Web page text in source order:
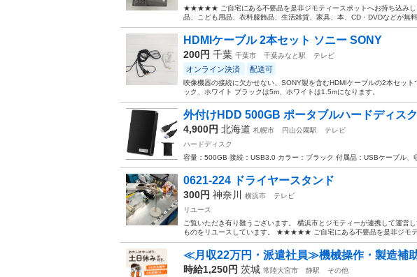
★★★★★ ご自宅にある不要品を是非ジモティースポットへお持ち込みし
品、こども用品、衣料服飾品、生活雑貨、家具、本、CD・DVDなどが無
HDMIケーブル 2本セット ソニー SONY
200円 千葉 千葉市 千葉みなと駅 テレビ
オンライン決済 配送可
映像機器の接続に欠かせない、SONY製を含むHDMIケーブルの2本セッ
ック、ホワイト ブラックは5m、ホワイトは1.5mになります。
外付けHDD 500GB ポータブルハードディス
4,900円 北海道 札幌市 円山公園駅
テレビ
ハードディスク
容量：500GB 接続：USB3.0 カラー：ブラック 付属品：USBケーブル、
0621-224 ドライヤースタンド
300円 神奈川 横浜市
テレビ
リユース
ご覧いただき有り難うございます。 横浜市とジモティーが連携して運営
ものをリユースしています。 ★★★★★ ご自宅にある不要品を是非ジモテ
≪月収22万円・派遣社員≫機械操作・製造補
時給1,250円 茨城 常陸大宮市 静駅 その他